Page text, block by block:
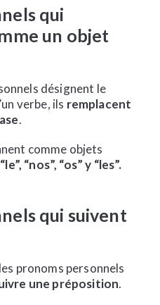
qui
un objet
désignent le
verbe, ils remplacent
.
comme objets
“nos”, “os” y “les”.
qui suivent
pronoms personnels
une préposition.